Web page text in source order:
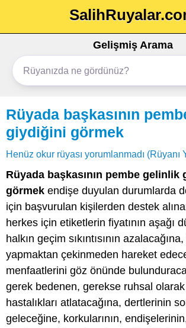
Gelişmiş Arama
Rüyada başkasının
giydiğini görmek
Henüz okur rüyası yorumlanmadı (Rüyanı
Rüyada başkasının pembe gelinlik
görmek endişe duyulan durumlarda
için başvurulan kişilerden destek
herkes için etiketlerin fiyatının aşağı
halkın geçim sıkıntısının
yapmaktan çekinmeden hareket
menfaatlerini göz önünde
gerek bedenen, gerekse ruhsal
hastalıkları atlatacağına, dertlerinin
geleceğine, korkularının,